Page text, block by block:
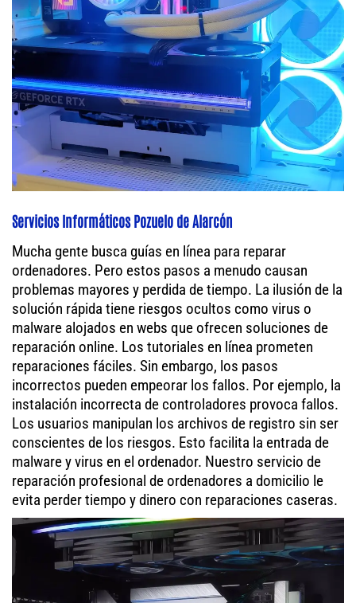
Servicios Informáticos Pozuelo de Alarcón
Mucha gente busca guías en línea para reparar
ordenadores. Pero estos pasos a menudo causan
problemas mayores y perdida de tiempo. La ilusión de la
solución rápida tiene riesgos ocultos como virus o
malware alojados en webs que ofrecen soluciones de
reparación online. Los tutoriales en línea prometen
reparaciones fáciles. Sin embargo, los pasos
incorrectos pueden empeorar los fallos. Por ejemplo, la
instalación incorrecta de controladores provoca fallos.
Los usuarios manipulan los archivos de registro sin ser
conscientes de los riesgos. Esto facilita la entrada de
malware y virus en el ordenador. Nuestro servicio de
reparación profesional de ordenadores a domicilio le
evita perder tiempo y dinero con reparaciones caseras.